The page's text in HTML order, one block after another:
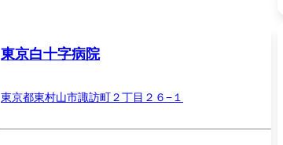
東京白十字病院
東京都東村山市諏訪町２丁目２６−１